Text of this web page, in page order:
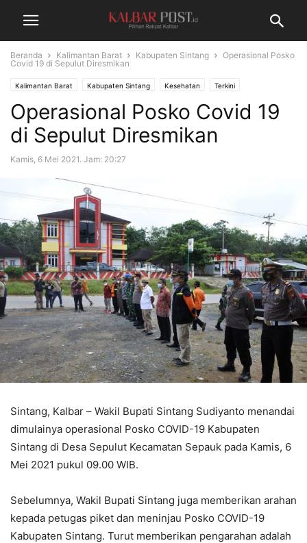
Beranda Kalimantan Barat Kabupaten Sintang
Operasional Posko
Covid 19 di Sepulut Diresmikan
Kalimantan Barat Kabupaten Sintang Kesehatan Terkini
Operasional Posko Covid 19
di Sepulut Diresmikan
Kamis, 6 Mei 2021. Jam: 20:27
Sintang, Kalbar – Wakil Bupati Sintang Sudiyanto menandai
dimulainya operasional Posko COVID-19 Kabupaten
Sintang di Desa Sepulut Kecamatan Sepauk pada Kamis, 6
Mei 2021 pukul 09.00 WIB.
Sebelumnya, Wakil Bupati Sintang juga memberikan arahan
kepada petugas piket dan meninjau Posko COVID-19
Kabupaten Sintang. Turut memberikan pengarahan adalah